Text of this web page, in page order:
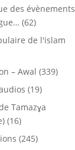
des évènements
(62)
de l'islam
– Awal (339)
(19)
Tamazɣa
(16)
(245)